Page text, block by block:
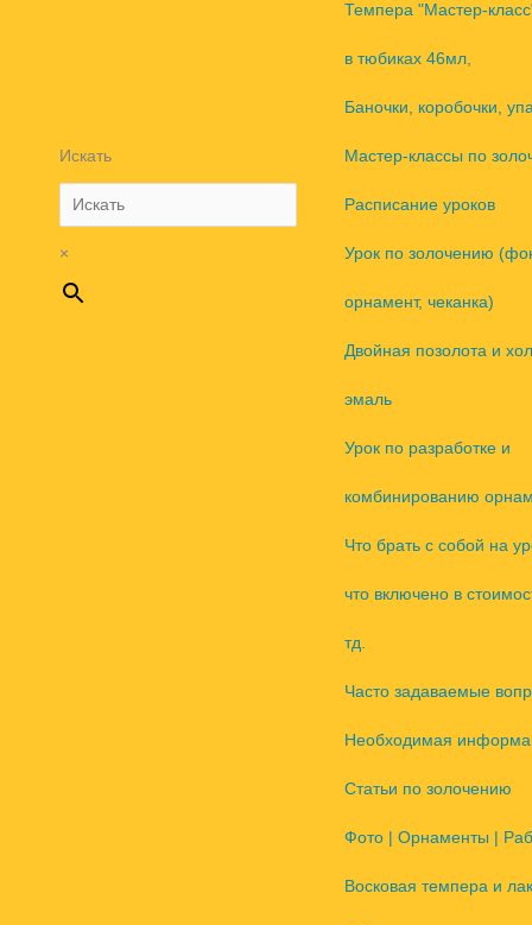
Искать
×
Темпера "Мастер-
в тюбиках 46мл,
Баночки, коробочки,
Мастер-классы по
Расписание уроков
Урок по золочению
орнамент, чеканка)
Двойная позолота и
эмаль
Урок по разработке и
комбинированию
Что брать с собой на
что включено в
тд.
Часто задаваемые
Необходимая
Статьи по золочению
Фото | Орнаменты |
Восковая темпера и лак